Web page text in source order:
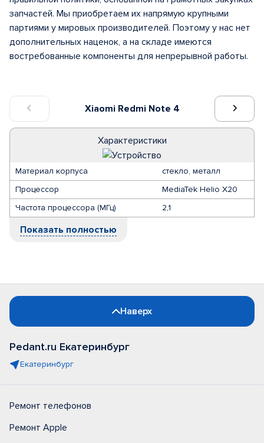
Xiaomi Redmi Note 4
Характеристики
Материал корпуса
стекло, металл
Процессор
MediaTek Helio X20
Частота процессора (МГц)
2,1
Показать полностью
запчастей. Мы приобретаем их напрямую крупными
партиями у мировых производителей. Поэтому у нас нет
дополнительных наценок, а на складе имеются
востребованные компоненты для непрерывной работы.
Наверх
Pedant.ru Екатеринбург
Екатеринбург
Ремонт телефонов
Ремонт Apple